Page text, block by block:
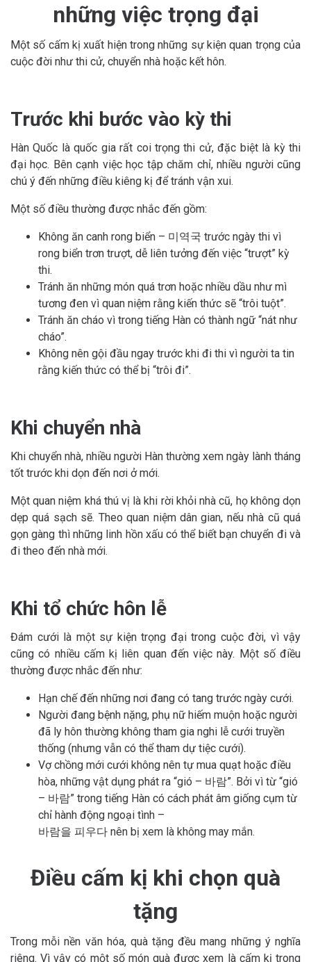
những việc trọng đại
Một số cấm kị xuất hiện trong những sự kiện quan trọng của
cuộc đời như thi cử, chuyển nhà hoặc kết hôn.
Trước khi bước vào kỳ thi
Hàn Quốc là quốc gia rất coi trọng thi cử, đặc biệt là kỳ thi
đại học. Bên cạnh việc học tập chăm chỉ, nhiều người cũng
chú ý đến những điều kiêng kị để tránh vận xui.
Một số điều thường được nhắc đến gồm:
Không ăn canh rong biển – 미역국 trước ngày thi vì
rong biển trơn trượt, dễ liên tưởng đến việc “trượt” kỳ
thi.
Tránh ăn những món quá trơn hoặc nhiều dầu như mì
tương đen vì quan niệm rằng kiến thức sẽ “trôi tuột”.
Tránh ăn cháo vì trong tiếng Hàn có thành ngữ “nát như
cháo”.
Không nên gội đầu ngay trước khi đi thi vì người ta tin
rằng kiến thức có thể bị “trôi đi”.
Khi chuyển nhà
Khi chuyển nhà, nhiều người Hàn thường xem ngày lành tháng
tốt trước khi dọn đến nơi ở mới.
Một quan niệm khá thú vị là khi rời khỏi nhà cũ, họ không dọn
dẹp quá sạch sẽ. Theo quan niệm dân gian, nếu nhà cũ quá
gọn gàng thì những linh hồn xấu có thể biết bạn chuyển đi và
đi theo đến nhà mới.
Khi tổ chức hôn lễ
Đám cưới là một sự kiện trọng đại trong cuộc đời, vì vậy
cũng có nhiều cấm kị liên quan đến việc này. Một số điều
thường được nhắc đến như:
Hạn chế đến những nơi đang có tang trước ngày cưới.
Người đang bệnh nặng, phụ nữ hiếm muộn hoặc người
đã ly hôn thường không tham gia nghi lễ cưới truyền
thống (nhưng vẫn có thể tham dự tiệc cưới).
Vợ chồng mới cưới không nên tự mua quạt hoặc điều
hòa, những vật dụng phát ra “gió – 바람”. Bởi vì từ “gió
– 바람” trong tiếng Hàn có cách phát âm giống cụm từ
chỉ hành động ngoại tình –
바람을 피우다 nên bị xem là không may mắn.
Điều cấm kị khi chọn quà
tặng
Trong mỗi nền văn hóa, quà tặng đều mang những ý nghĩa
riêng. Vì vậy có một số món quà được xem là cấm kị trong